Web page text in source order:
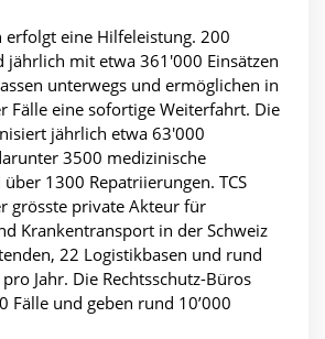
erfolgt eine Hilfeleistung. 200
jährlich mit etwa 361'000 Einsätzen
unterwegs und ermöglichen in
Fälle eine sofortige Weiterfahrt. Die
jährlich etwa 63'000
3500 medizinische
1300 Repatriierungen. TCS
grösste private Akteur für
Krankentransport in der Schweiz
22 Logistikbasen und rund
Jahr. Die Rechtsschutz-Büros
Fälle und geben rund 10’000